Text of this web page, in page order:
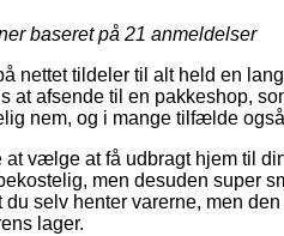
baseret på 21 anmeldelser
nettet tildeler til alt held en
at afsende til en pakkeshop,
nem, og i mange tilfælde
vælge at få udbragt hjem til
men desuden super
selv henter varerne, men
lager.